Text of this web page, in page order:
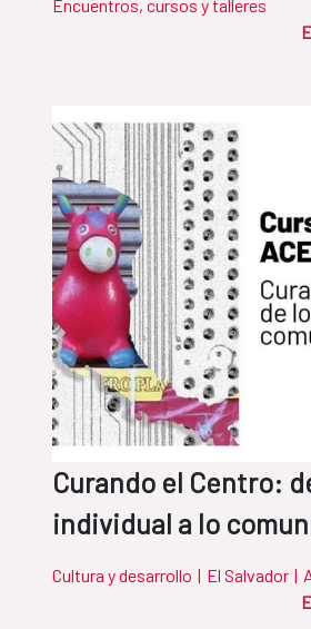
Encuentros, cursos y talleres
Curando el Centro:
individual a lo
Cultura y desarrollo | El Salvador |